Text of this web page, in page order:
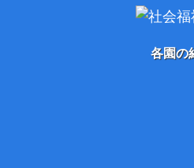
各園の